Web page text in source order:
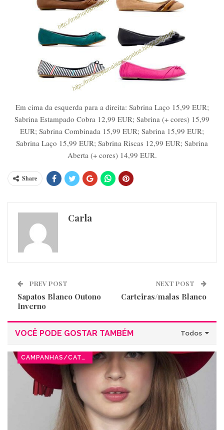
Em cima da esquerda para a direita: Sabrina Laço 15,99 EUR;
Sabrina Estampado Cobra 12,99 EUR; Sabrina (+ cores) 15,99
EUR; Sabrina Combinada 15,99 EUR; Sabrina 15,99 EUR;
Sabrina Laço 15,99 EUR; Sabrina Riscas 12,99 EUR; Sabrina
Aberta (+ cores) 14,99 EUR.
Share
Carla
PREV POST
Sapatos Blanco Outono
Inverno
NEXT POST
Carteiras/malas Blanco
Todos
VOCÊ PODE GOSTAR TAMBÉM
CAMPANHAS/CATÁLOGOS